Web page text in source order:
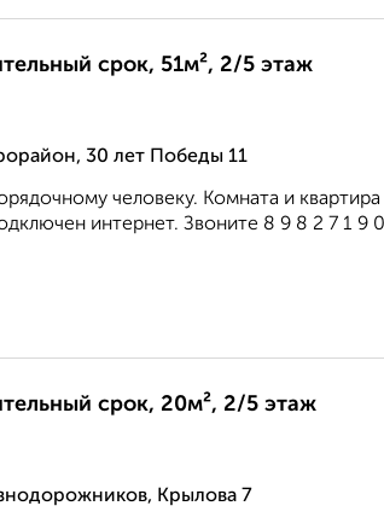
срок, 51м², 2/5 этаж
30 лет Победы 11
человеку. Комната и
интернет. Звоните 8 9 8 2 7 1 9
срок, 20м², 2/5 этаж
Крылова 7